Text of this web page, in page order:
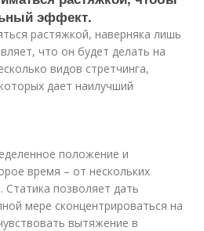
эффект.
растяжкой, наверняка лишь
что он будет делать на
видов стретчинга,
дает наилучший
положение и
время – от нескольких
Статика позволяет дать
мере сконцентрироваться на
вытяжение в